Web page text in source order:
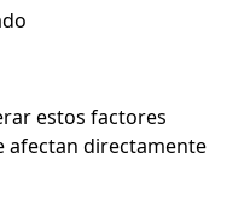
estos factores
afectan directamente